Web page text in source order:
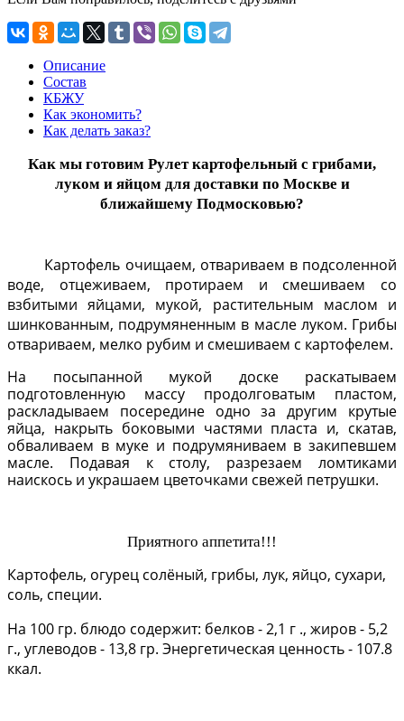
Описание
Состав
КБЖУ
Как экономить?
Как делать заказ?
Как мы готовим Рулет картофельный с грибами,
луком и яйцом для доставки по Москве и
ближайшему Подмосковью?
Картофель очищаем, отвариваем в подсоленной
воде, отцеживаем, протираем и смешиваем со
взбитыми яйцами, мукой, растительным маслом и
шинкованным, подрумяненным в масле луком. Грибы
отвариваем, мелко рубим и смешиваем с картофелем.
На посыпанной мукой доске раскатываем
подготовленную массу продолговатым пластом,
раскладываем посередине одно за другим крутые
яйца, накрыть боковыми частями пласта и, скатав,
обваливаем в муке и подрумяниваем в закипевшем
масле. Подавая к столу, разрезаем ломтиками
наискось и украшаем цветочками свежей петрушки.
Приятного аппетита!!!
Картофель, огурец солёный, грибы, лук, яйцо, сухари,
соль, специи.
На 100 гр. блюдо содержит: белков - 2,1 г ., жиров - 5,2
г., углеводов - 13,8 гр. Энергетическая ценность - 107.8
ккал.